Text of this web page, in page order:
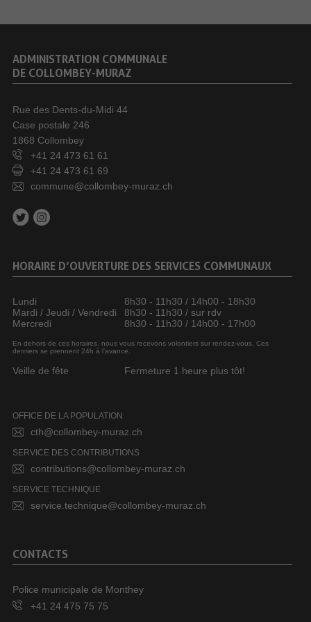
ADMINISTRATION COMMUNALE
DE COLLOMBEY-MURAZ
Rue des Dents-du-Midi 44
Case postale 246
1868 Collombey
+41 24 473 61 61
+41 24 473 61 69
commune@collombey-muraz.ch
HORAIRE D’OUVERTURE DES SERVICES COMMUNAUX
Lundi
8h30 - 11h30 / 14h00 - 18h30
Mardi / Jeudi / Vendredi
8h30 - 11h30 / sur rdv
Mercredi
8h30 - 11h30 / 14h00 - 17h00
En dehors de ces horaires, nous vous recevons volontiers sur rendez-vous. Ces
derniers se prennent 24h à l’avance.
Veille de fête Fermeture 1 heure plus tôt!
OFFICE DE LA POPULATION
cth@collombey-muraz.ch
SERVICE DES CONTRIBUTIONS
contributions@collombey-muraz.ch
SERVICE TECHNIQUE
service.technique@collombey-muraz.ch
CONTACTS
Police municipale de Monthey
+41 24 475 75 75